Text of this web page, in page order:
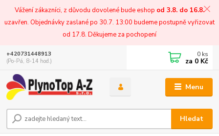
Vážení zákazníci, z důvodu dovolené bude eshop od 3.8. do 16.8.
uzavřen. Objednávky zaslané po 30.7. 13:00 budeme postupně vyřizovat
od 17.8. Děkujeme za pochopení
Menu
Hledat
+420731448913
(Po-Pá, 8-14 hod.)
0 ks
za 0 Kč